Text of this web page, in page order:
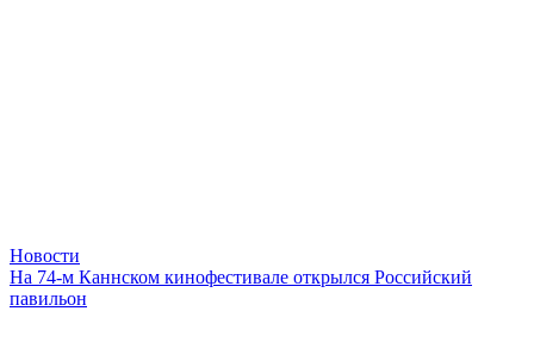
Новости
На 74-м Каннском кинофестивале открылся Российский
павильон